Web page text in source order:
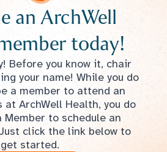
an ArchWell
today!
Before you know it, chair
your name! While you do
a member to attend an
ArchWell Health, you do
Member to schedule an
click the link below to
get started.